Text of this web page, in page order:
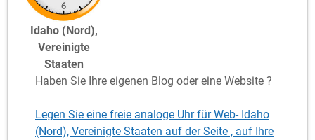
Idaho (Nord),
Vereinigte
Staaten
Haben Sie Ihre eigenen Blog oder eine Website ?
Legen Sie eine freie analoge Uhr für Web- Idaho
(Nord), Vereinigte Staaten auf der Seite , auf Ihre